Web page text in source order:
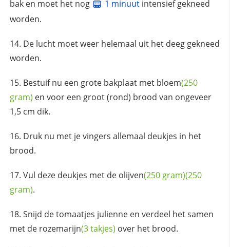
bak en moet het nog 1 minuutintensief gekneed
worden.
De lucht moet weer helemaal uit het deeg gekneed
worden.
Bestuif nu een grote bakplaat met bloem(250
gram) en voor een groot (rond) brood van ongeveer
1,5 cm dik.
Druk nu met je vingers allemaal deukjes in het
brood.
Vul deze deukjes met de olijven(250 gram)(250
gram).
Snijd de tomaatjes julienne en verdeel het samen
met de rozemarijn(3 takjes) over het brood.